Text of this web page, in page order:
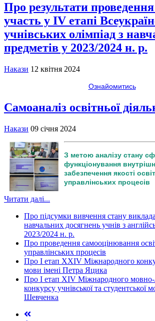
Про результати проведення
участь у ІV етапі
учнівських олімпіад з
предметів у 2023/2024 н. р.
Накази 12 квітня 2024
Ознайомитись
Самоаналіз освітньої
Накази 09 січня 2024
З метою аналізу стану
функціонування
забезпечення якості
управлінських процесів
Читати далі...
Про підсумки вивчення стану
навчальних досягнень учнів з
2023/2024 н. р.
Про проведення самооцінювання
управлінських процесів
Про І етап XXIV Міжнародного
мови імені Петра Яцика
Про І етап ХІV Міжнародного мовно-
конкурсу учнівської та студентської
Шевченка